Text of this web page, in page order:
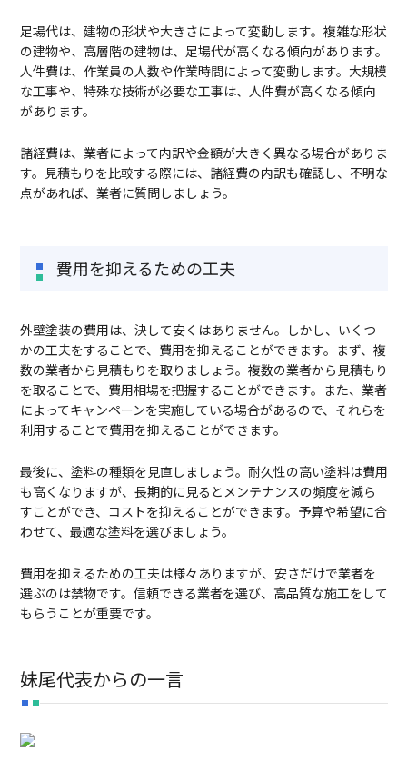
足場代は、建物の形状や大きさによって変動します。複雑な形状
の建物や、高層階の建物は、足場代が高くなる傾向があります。
人件費は、作業員の人数や作業時間によって変動します。大規模
な工事や、特殊な技術が必要な工事は、人件費が高くなる傾向
があります。
諸経費は、業者によって内訳や金額が大きく異なる場合がありま
す。見積もりを比較する際には、諸経費の内訳も確認し、不明な
点があれば、業者に質問しましょう。
費用を抑えるための工夫
外壁塗装の費用は、決して安くはありません。しかし、いくつ
かの工夫をすることで、費用を抑えることができます。まず、複
数の業者から見積もりを取りましょう。複数の業者から見積もり
を取ることで、費用相場を把握することができます。また、業者
によってキャンペーンを実施している場合があるので、それらを
利用することで費用を抑えることができます。
最後に、塗料の種類を見直しましょう。耐久性の高い塗料は費用
も高くなりますが、長期的に見るとメンテナンスの頻度を減ら
すことができ、コストを抑えることができます。予算や希望に合
わせて、最適な塗料を選びましょう。
費用を抑えるための工夫は様々ありますが、安さだけで業者を
選ぶのは禁物です。信頼できる業者を選び、高品質な施工をして
もらうことが重要です。
妹尾代表からの一言